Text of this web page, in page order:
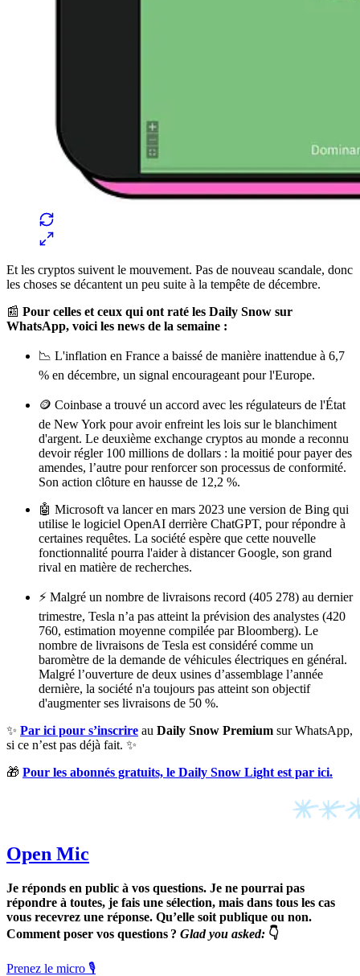
Et les cryptos suivent le mouvement. Pas de nouveau scandale, donc
les choses se décantent un peu suite à la tempête de décembre.
📰 Pour celles et ceux qui ont raté les Daily Snow sur
WhatsApp, voici les news de la semaine :
📉 L'inflation en France a baissé de manière inattendue à 6,7
% en décembre, un signal encourageant pour l'Europe.
🪙 Coinbase a trouvé un accord avec les régulateurs de l'État
de New York pour avoir enfreint les lois sur le blanchiment
d'argent. Le deuxième exchange cryptos au monde a reconnu
devoir régler 100 millions de dollars : la moitié pour payer des
amendes, l’autre pour renforcer son processus de conformité.
Son action clôture en hausse de 12,2 %.
🤖 Microsoft va lancer en mars 2023 une version de Bing qui
utilise le logiciel OpenAI derrière ChatGPT, pour répondre à
certaines requêtes. La société espère que cette nouvelle
fonctionnalité pourra l'aider à distancer Google, son grand
rival en matière de recherches.
⚡️ Malgré un nombre de livraisons record (405 278) au dernier
trimestre, Tesla n’a pas atteint la prévision des analystes (420
760, estimation moyenne compilée par Bloomberg). Le
nombre de livraisons de Tesla est considéré comme un
baromètre de la demande de véhicules électriques en général.
Malgré l’ouverture de deux usines d’assemblage l’année
dernière, la société n'a toujours pas atteint son objectif
d'augmenter ses livraisons de 50 %.
✨ Par ici pour s’inscrire au Daily Snow Premium sur WhatsApp,
si ce n’est pas déjà fait. ✨
🎁 Pour les abonnés gratuits, le Daily Snow Light est par ici.
Open Mic
Je réponds en public à vos questions. Je ne pourrai pas
répondre à toutes, je fais une sélection, mais dans tous les cas
vous recevrez une réponse. Qu’elle soit publique ou non.
Comment poser vos questions ? Glad you asked: 👇
Prenez le micro 🎙